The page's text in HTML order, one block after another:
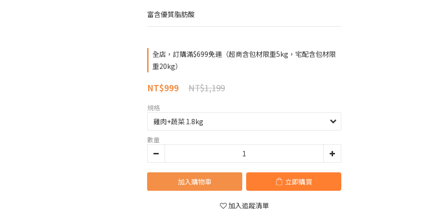
富含優質脂肪酸
全店，訂購滿$699免運（超商含包材限重5kg，宅配含包材限
重20kg）
NT$1,199
NT$999
規格
數量
加入購物車 立即購買
加入追蹤清單